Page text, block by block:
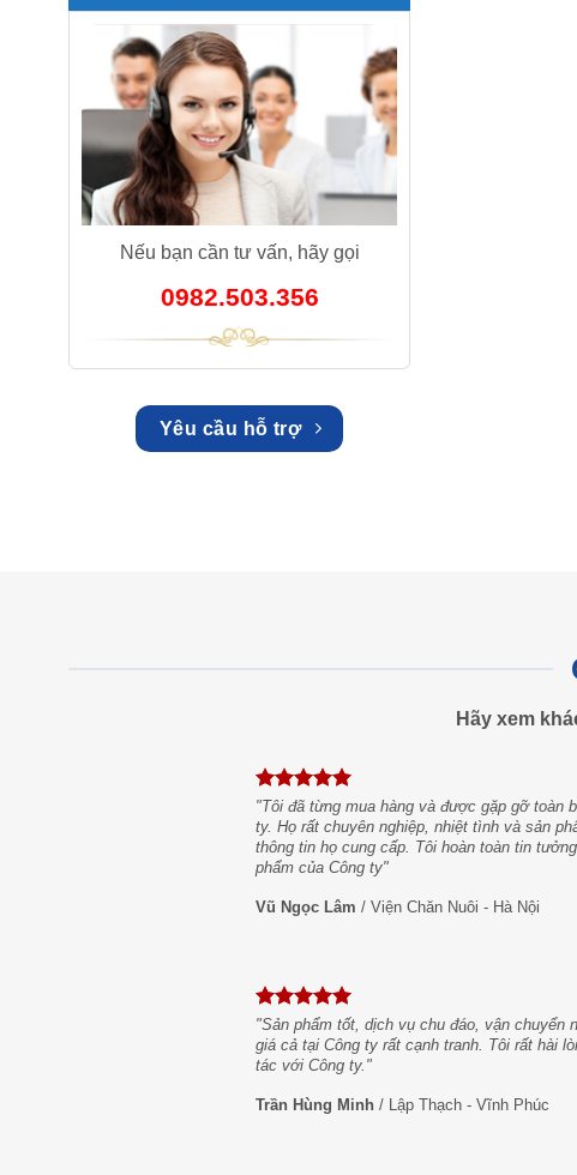
Nếu bạn cần tư vấn, hãy gọi
0982.503.356
Yêu cầu hỗ trợ
Hãy xem
"Tôi đã từng mua hàng và được gặp gỡ toàn
ty. Họ rất chuyên nghiệp, nhiệt tình và sản
thông tin họ cung cấp. Tôi hoàn toàn tin
phẩm của Công ty"
Vũ Ngọc Lâm / Viện Chăn Nuôi - Hà Nội
"Sản phẩm tốt, dịch vụ chu đáo, vận chuyển
giá cả tại Công ty rất cạnh tranh. Tôi rất hài
tác với Công ty."
Trần Hùng Minh / Lập Thạch - Vĩnh Phúc